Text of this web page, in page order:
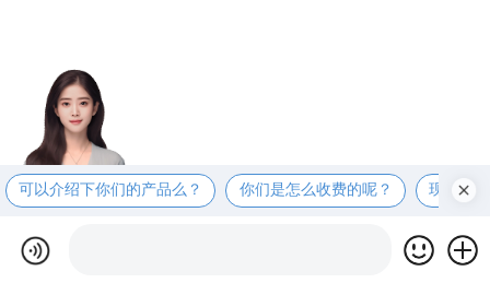
可以介绍下你们的产品么？ 你们是怎么收费的呢？ 现在有